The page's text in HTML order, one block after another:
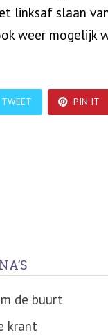
linksaf slaan
weer mogelijk
TWEET PIN IT
de buurt
krant